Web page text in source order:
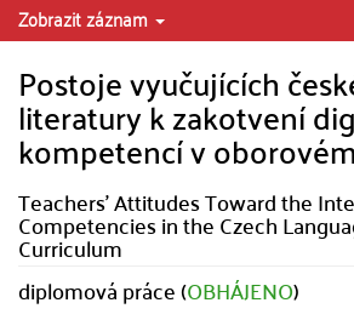
Zobrazit záznam
Postoje vyučujících
literatury k zakotvení
kompetencí v
Teachers' Attitudes Toward the
Competencies in the Czech
Curriculum
diplomová práce (OBHÁJENO)